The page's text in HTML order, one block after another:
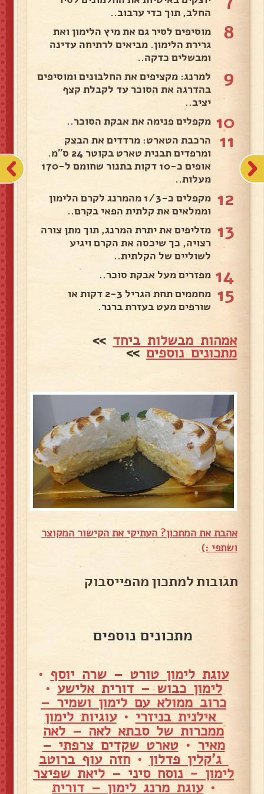
החלב, תוך כדי ערבוב..
8
מוסיפים לסיר גם את מיץ הלימון ואת
גרירת הלימון. מביאים לרתיחה עדינה
ומבשלים כדקה..
9
למרנג: מקציפים את החלבונים ומוסיפים
בהדרגה את הסוכר עד לקבלת קצף
יציב..
10 מקפלים פנימה את אבקת הסוכר..
11
הרכבת הטארט: מרדדים את הבצק
ומרפדים תבנית טארט בקוטר 24 ס"מ.
אופים כ-10 דקות בתנור שחומם ל-170
מעלות..
12
מקפלים כ-1/3 מהמרנג לקרם הלימון
וממלאים את קלתית הפאי בקרם..
13 מזליפים את יתרת המרנג, תוך מתן צורה
רצויה, כך שיכסה את הקרם ויגיע
לשוליים של הקלתית..
14 מפזרים מעל אבקת סוכר..
15
מחממים תחת הגריל 2-3 דקות או
שורפים מעט בעזרת ברנר.
אמהות מבשלות ביחד >>
מתכונים נוספים>>
אהבת את המתכון? העתיקי את הקישור המקוצר
ושתפי :)
תגובות למתכון מהפייסבוק
מתכונים נוספים
עוגת לימון טורט – שרה יוסף •
לימון כבוש – דורית אלישע •
כרוב ממולא עם לימון ושמיר –
אילנית בניזרי •עוגיות לימון
ממכרות של סבתא לאה – לאה
מאיר •טארט שקדים צרפתי –
ג'קלין פדלון •חזה עוף ברוטב
לימון - נוסח סיני – ליאת שפיצר
•עוגת מרנג לימון – דורית